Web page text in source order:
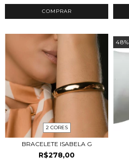
2 CORES
BRACELETE ISABELA G
R$278,00
48%